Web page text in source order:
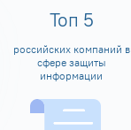
Топ 5
российских компаний в
сфере защиты
информации